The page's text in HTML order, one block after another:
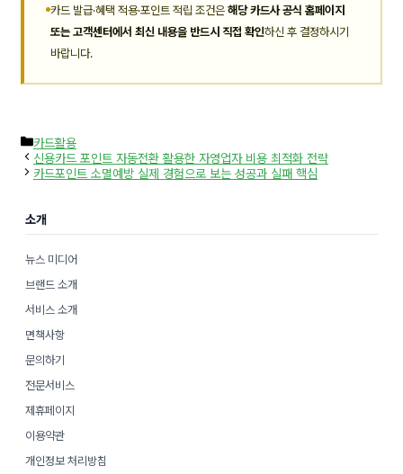
카드 발급·혜택 적용·포인트 적립 조건은 해당 카드사 공식 홈페이지
또는 고객센터에서 최신 내용을 반드시 직접 확인하신 후 결정하시기
바랍니다.
카
테
고
리
카드활용
신용카드 포인트 자동전환 활용한 자영업자 비용 최적화 전략
카드포인트 소멸예방 실제 경험으로 보는 성공과 실패 핵심
소개
뉴스 미디어
브랜드 소개
서비스 소개
면책사항
문의하기
전문서비스
제휴페이지
이용약관
개인정보 처리방침